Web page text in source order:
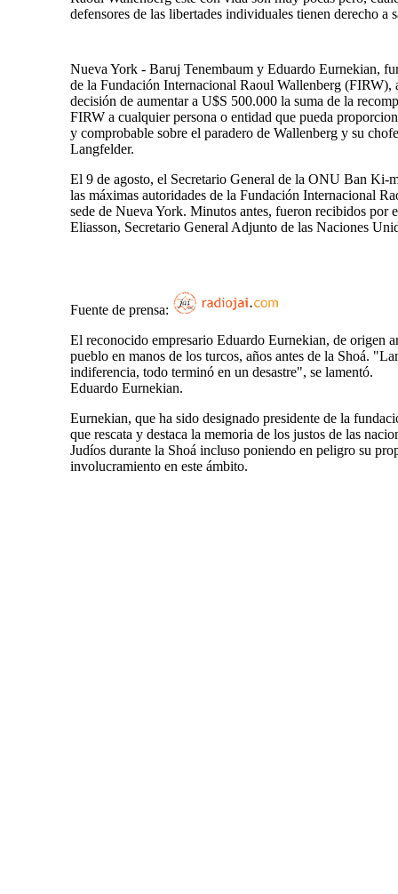
defensores de las libertades individuales tienen derecho a
Nueva York - Baruj Tenembaum y Eduardo Eurnekian,
de la Fundación Internacional Raoul Wallenberg (FIRW),
decisión de aumentar a U$S 500.000 la suma de la
FIRW a cualquier persona o entidad que pueda
y comprobable sobre el paradero de Wallenberg y su
Langfelder.
El 9 de agosto, el Secretario General de la ONU Ban Ki-
las máximas autoridades de la Fundación Internacional
sede de Nueva York. Minutos antes, fueron recibidos por
Eliasson, Secretario General Adjunto de las Naciones
Fuente de prensa:
El reconocido empresario Eduardo Eurnekian, de origen
pueblo en manos de los turcos, años antes de la Shoá.
indiferencia, todo terminó en un desastre", se lamentó.
Eduardo Eurnekian.
Eurnekian, que ha sido designado presidente de la
que rescata y destaca la memoria de los justos de las
Judíos durante la Shoá incluso poniendo en peligro su
involucramiento en este ámbito.